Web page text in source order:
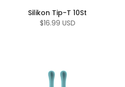
Silikon Tip-T 10St
$16.99 USD